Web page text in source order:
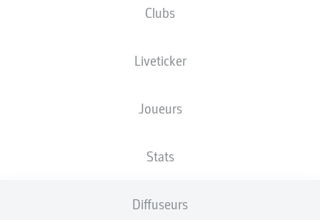
Clubs
Liveticker
Joueurs
Stats
Diffuseurs
Les compositions seront annoncées